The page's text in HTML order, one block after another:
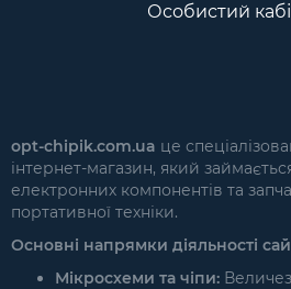
Особистий
opt-chipik.com.ua це
інтернет-магазин, який
електронних компонентів та
портативної техніки.
Основні напрямки діяльності
Мікросхеми та чіпи: